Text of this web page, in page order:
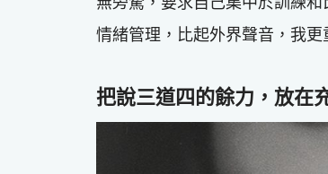
情緒管理，比起外界聲音，我更
把說三道四的餘力，放在